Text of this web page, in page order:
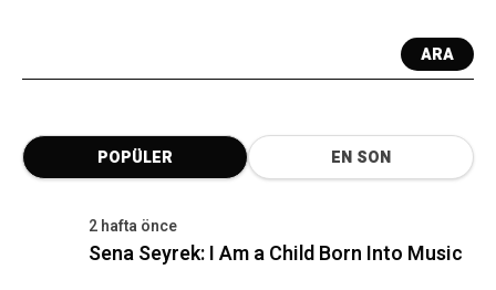
ARA
POPÜLER EN SON
2 hafta önce
Sena Seyrek: I Am a Child Born Into Music